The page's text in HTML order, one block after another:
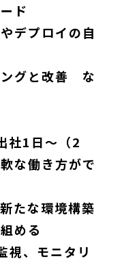
ド
デプロイの自
ングと改善 な
社1日〜（2
な働き方がで
たな環境構築
める
視、モニタリ